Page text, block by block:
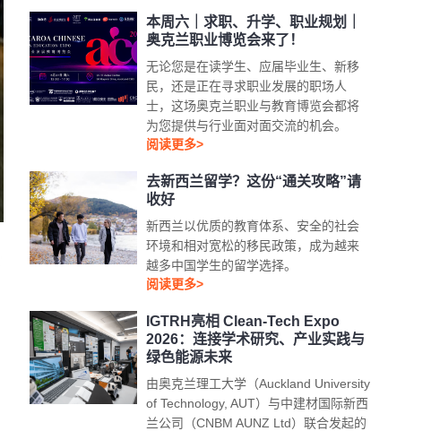
本周六｜求职、升学、职业规划｜
奥克兰职业博览会来了！
无论您是在读学生、应届毕业生、新移
民，还是正在寻求职业发展的职场人
士，这场奥克兰职业与教育博览会都将
为您提供与行业面对面交流的机会。
阅读更多>
去新西兰留学？这份“通关攻略”请
收好
新西兰以优质的教育体系、安全的社会
环境和相对宽松的移民政策，成为越来
越多中国学生的留学选择。
阅读更多>
IGTRH亮相 Clean-Tech Expo
2026：连接学术研究、产业实践与
绿色能源未来
由奥克兰理工大学（Auckland University
of Technology, AUT）与中建材国际新西
兰公司（CNBM AUNZ Ltd）联合发起的